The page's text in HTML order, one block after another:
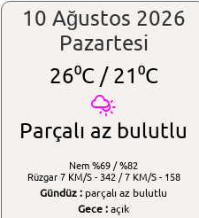
10 Ağustos 2026
Pazartesi
26⁰C /21⁰C
Parçalı az bulutlu
Nem %69 / %82
Rüzgar 7 KM/S - 342 / 7 KM/S - 158
Gündüz : parçalı az bulutlu
Gece : açık